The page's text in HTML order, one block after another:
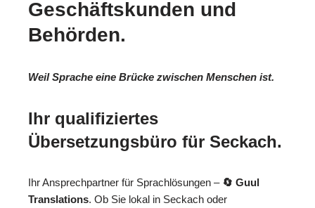
Geschäftskunden und
Behörden.
Weil Sprache eine Brücke zwischen Menschen ist.
Ihr qualifiziertes
Übersetzungsbüro für Seckach.
Ihr Ansprechpartner für Sprachlösungen – 🔄 Guul
Translations. Ob Sie lokal in Seckach oder